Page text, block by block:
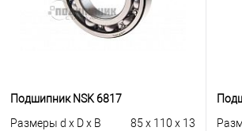
Подшипник NSK 6817
Размеры d x D x B
85 x 110 x 13